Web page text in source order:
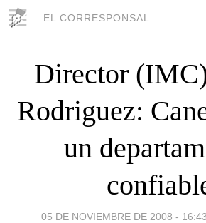
EL CORRESPONSAL
Director
Rodriguez:
un
05 DE NOVIEMBRE DE 2008 - 16:43